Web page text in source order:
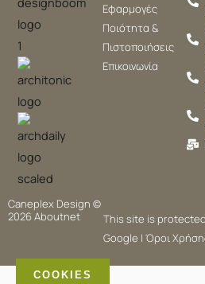
Εφαρμογές
Ποιότητα &
Πιστοποιήσεις
Επικοινωνία
Caneplex Design ©
2026 Aboutnet
This site is
Google | Όροι
COOKIES